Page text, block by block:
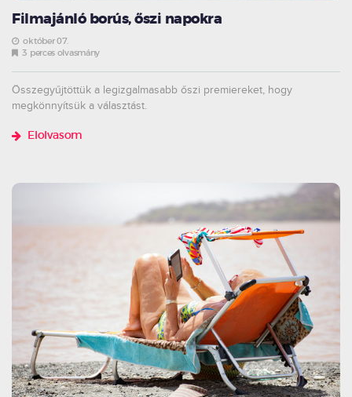
Filmajánló borús, őszi napokra
október 07.
3 perces olvasmány
Összegyűjtöttük a legizgalmasabb őszi premiereket, hogy
megkönnyítsük a választást.
Elolvasom